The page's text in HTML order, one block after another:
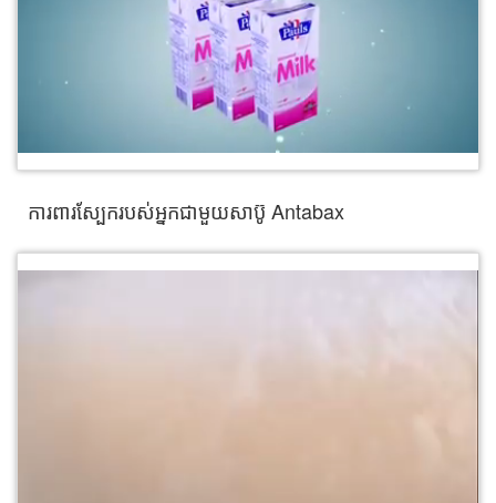
ការពារស្បែករបស់អ្នកជាមួយសាប៊ូ Antabax